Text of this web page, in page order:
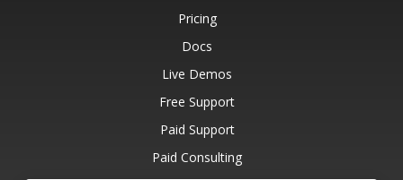
Pricing
Docs
Live Demos
Free Support
Paid Support
Paid Consulting